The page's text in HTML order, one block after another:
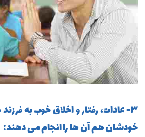
۳- عادات‌، رفتار و اخلاق خوب به
خودشان هم آن ها را انجام می دهند: